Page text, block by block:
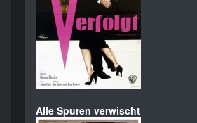
Alle Spuren verwischt